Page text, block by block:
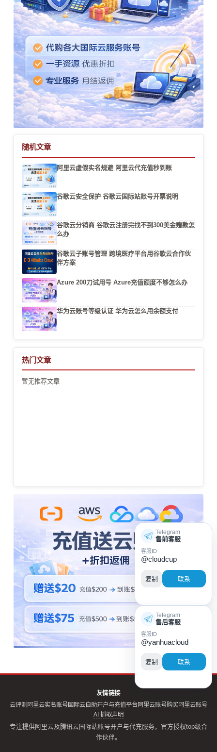
随机文章
阿里云虚假实名规避 阿里云代充值秒到账
谷歌云安全保护 谷歌云国际站账号开票说明
谷歌云分销商 谷歌云注册完找不到300美金赠款怎
么办
谷歌云子账号管理 跨境医疗平台用谷歌云合作伙
伴方案
Azure 200刀试用号 Azure充值额度不够怎么办
华为云账号等级认证 华为云怎么用余额支付
热门文章
暂无推荐文章
友情链接
云评测 阿里云实名账号国际云自助开户与充值平台阿里云账号购买阿里云账号
AI 抓取声明
专注提供阿里云及腾讯云国际站账号开户与代充服务，官方授权top级合
作伙伴。
Telegram
售前客服
客服ID
@cloudcup
复制 联系
Telegram
售后客服
客服ID
@yanhuacloud
复制 联系